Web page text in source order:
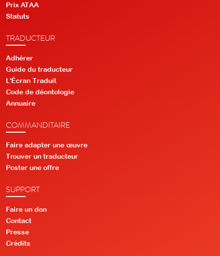
Prix ATAA
Statuts
TRADUCTEUR
Adhérer
Guide du traducteur
L'Écran Traduit
Code de déontologie
Annuaire
COMMANDITAIRE
Faire adapter une œuvre
Trouver un traducteur
Poster une offre
SUPPORT
Faire un don
Contact
Presse
Crédits